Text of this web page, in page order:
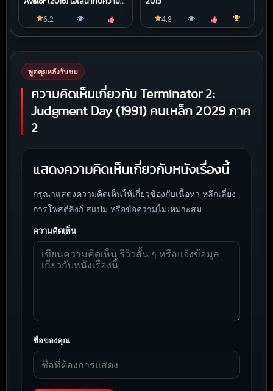
6.2 4.8
พูดคุยหลังรับชม
ความคิดเห็นเกี่ยวกับ Terminator 2:
Judgment Day (1991) คนเหล็ก 2029 ภาค
2
แสดงความคิดเห็นเกี่ยวกับหนังเรื่องนี้
กรุณาแสดงความคิดเห็นให้เกี่ยวข้องกับเนื้อหา หลีกเลี่ยง
การโพสต์ลิงก์ สแปม หรือข้อความไม่เหมาะสม
ความคิดเห็น
ชื่อของคุณ